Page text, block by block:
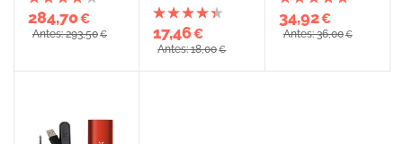
284,70€
Antes: 293,50€ 17,46€
Antes: 18,00€
34,92€
Antes: 36,00€